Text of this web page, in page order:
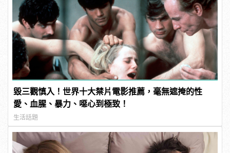
毀三觀慎入！世界十大禁片電影推薦，毫無遮掩的性
愛、血腥、暴力、噁心到極致！
生活話題